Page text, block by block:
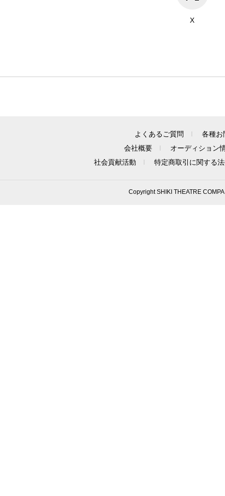
X
よくあるご質問
各種お
会社概要
オーディション
社会貢献活動
特定商取引に関する
Copyright SHIKI THEATRE